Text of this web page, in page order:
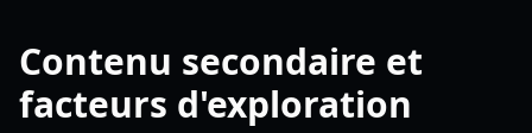
Contenu secondaire et
facteurs d'exploration